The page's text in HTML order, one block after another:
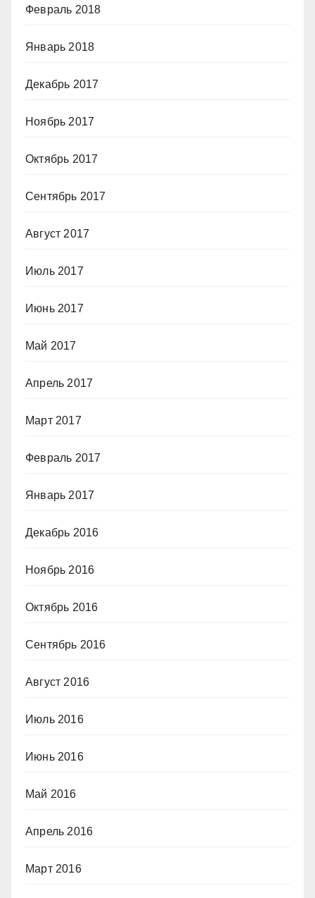
Февраль 2018
Январь 2018
Декабрь 2017
Ноябрь 2017
Октябрь 2017
Сентябрь 2017
Август 2017
Июль 2017
Июнь 2017
Май 2017
Апрель 2017
Март 2017
Февраль 2017
Январь 2017
Декабрь 2016
Ноябрь 2016
Октябрь 2016
Сентябрь 2016
Август 2016
Июль 2016
Июнь 2016
Май 2016
Апрель 2016
Март 2016